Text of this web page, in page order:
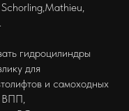
гидроцилиндры
для
и самоходных
ВПП,